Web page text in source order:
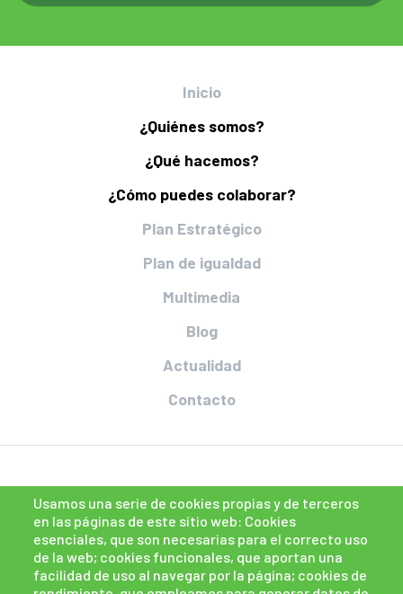
Usamos una serie de cookies propias y de terceros
en las páginas de este sitio web: Cookies
esenciales, que son necesarias para el correcto uso
de la web; cookies funcionales, que aportan una
facilidad de uso al navegar por la página; cookies de
Inicio
¿Quiénes somos?
¿Qué hacemos?
¿Cómo puedes colaborar?
Plan Estratégico
Plan de igualdad
Multimedia
Blog
Actualidad
Contacto